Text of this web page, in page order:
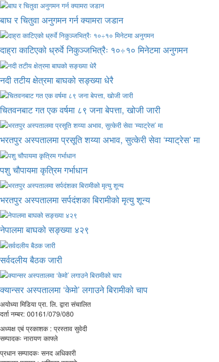
बाघ र चितुवा अनुगमन गर्न क्यामरा जडान
दाह्रा काटिएको ध्रुर्वे निकुञ्जभित्रैः १०÷१० मिनेटमा अनुगमन
नदी तटीय क्षेत्रमा बाघको सङ्ख्या धेरै
चितवनबाट गत एक वर्षमा ८९ जना बेपत्ता, खोजी जारी
भरतपुर अस्पतालमा प्रसूति शय्या अभाव, सुत्केरी सेवा ‘म्याट्रेस’ मा
पशु चौपायमा कृत्रिम गर्भाधान
भरतपुर अस्पतालमा सर्पदंशका बिरामीको मृत्यु शून्य
नेपालमा बाघको सङ्ख्या ४२९
सर्वदलीय बैठक जारी
क्यान्सर अस्पतालमा ‘केमो’ लगाउने बिरामीको चाप
अयोध्या मिडिया प्रा. लि. द्वारा संचालित
दर्ता नम्बर: 00161/079/080
अध्यक्ष एबं प्रकाशक : प्रस्ताव सुवेदी
सम्पादकः नारायण काफ्ले
प्रधान सम्पादकः सनद अधिकारी